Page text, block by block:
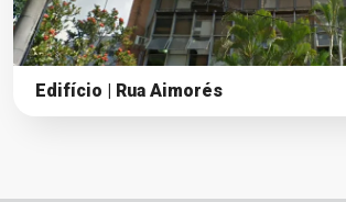
Edifício | Rua Aimorés